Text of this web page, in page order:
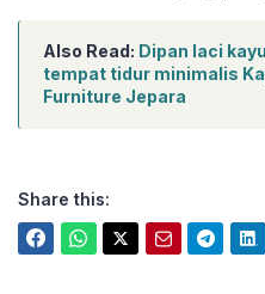
Also Read: Dipan laci
tempat tidur minimalis
Furniture Jepara
Share this: